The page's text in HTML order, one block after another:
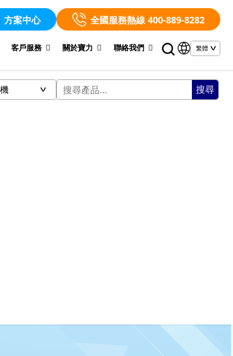
方案中心 全國服務熱線 400-889-8282
客戶服務 關於寶力 聯絡我們
搜尋